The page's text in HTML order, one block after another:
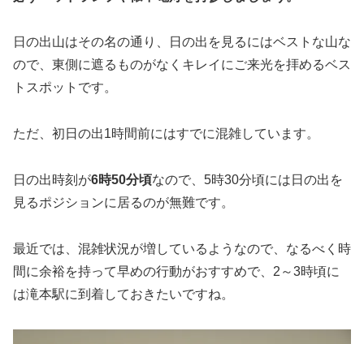
日の出山はその名の通り、日の出を見るにはベストな山な
ので、東側に遮るものがなくキレイにご来光を拝めるベス
トスポットです。
ただ、初日の出1時間前にはすでに混雑しています。
日の出時刻が6時50分頃なので、5時30分頃には日の出を
見るポジションに居るのが無難です。
最近では、混雑状況が増しているようなので、なるべく時
間に余裕を持って早めの行動がおすすめで、2～3時頃に
は滝本駅に到着しておきたいですね。